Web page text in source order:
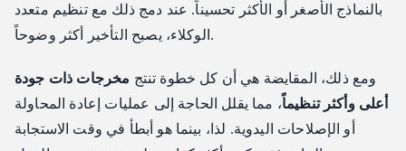
بالنماذج الأصغر أو الأكثر تحسيناً. عند دمج ذلك مع تنظيم متعدد
الوكلاء، يصبح التأخير أكثر وضوحاً.
ومع ذلك، المقايضة هي أن كل خطوة تنتج مخرجات ذات جودة
أعلى وأكثر تنظيماً، مما يقلل الحاجة إلى عمليات إعادة المحاولة
أو الإصلاحات اليدوية. لذا، بينما هو أبطأ في وقت الاستجابة